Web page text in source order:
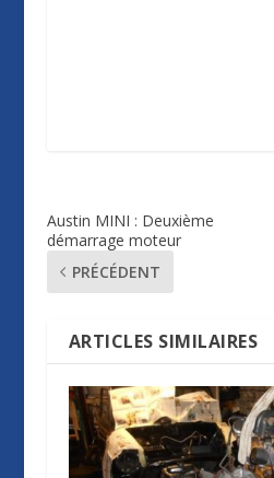
Austin MINI : Deuxième
démarrage moteur
PRÉCÉDENT
ARTICLES SIMILAIRES